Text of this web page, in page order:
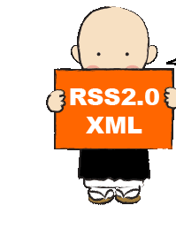
2011年7月(18)
2011年6月
2011年5月
(15)
2011年4月(17)
2011年3月(15)
2011年2月
2011年1月(22)
2010年12月(21)
2010年11月
2010年10月(13)
(16)
新聞屋の道具箱
新聞社で使われる用語の解説
makotoさんの御符内巡礼
東京の巡礼記です
POLYHEDON
いろいろなことが書いてある
bunchan
あちこち行って！
目白鍼灸院
日本人の繊細な体質にあわ